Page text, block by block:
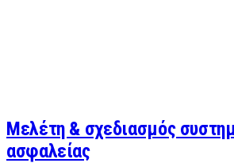
Μελέτη & σχεδιασμός
ασφαλείας